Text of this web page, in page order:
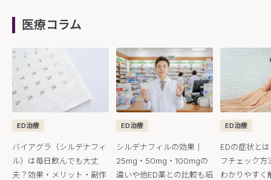
医療コラム
ED治療
バイアグラ（シルデナフィ
ル）は毎日飲んでも大丈
夫？効果・メリット・副作
ED治療
シルデナフィルの効果｜
25mg・50mg・100mgの
違いや他ED薬との比較も紹
ED治療
EDの症状と
フチェック方
わかりやすく